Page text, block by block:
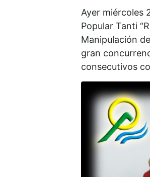
Ayer miércoles
Popular Tanti
Manipulación
gran
consecutivos